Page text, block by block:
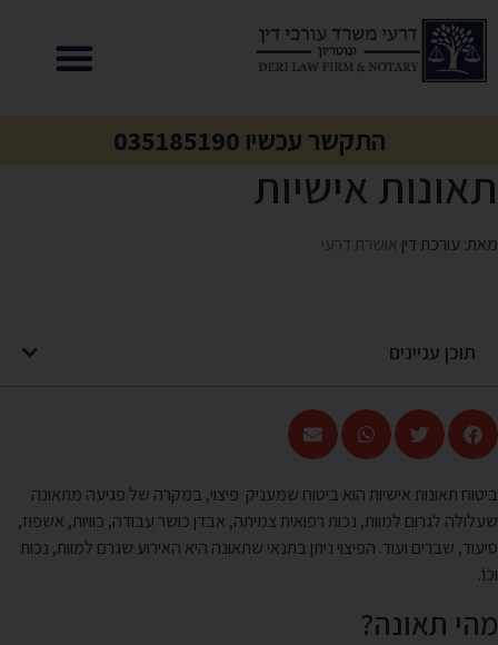
התקשר עכשיו 035185190
תאונות אישיות
מאת: עורכת דין אושרת דרעי
תוכן עניינים
ביטוח תאונות אישיות הוא ביטוח שמעניק פיצוי, במקרה של פגיעה מתאונה
שעלולה לגרום למוות, נכות רפואית צמיתה, אבדן כושר עבודה, כוויות, אשפוז,
סיעוד, שברים ועוד. הפיצוי ניתן בתנאי שתאונה היא האירוע שגרם למוות, נכות
וכו'.
מהי תאונה?